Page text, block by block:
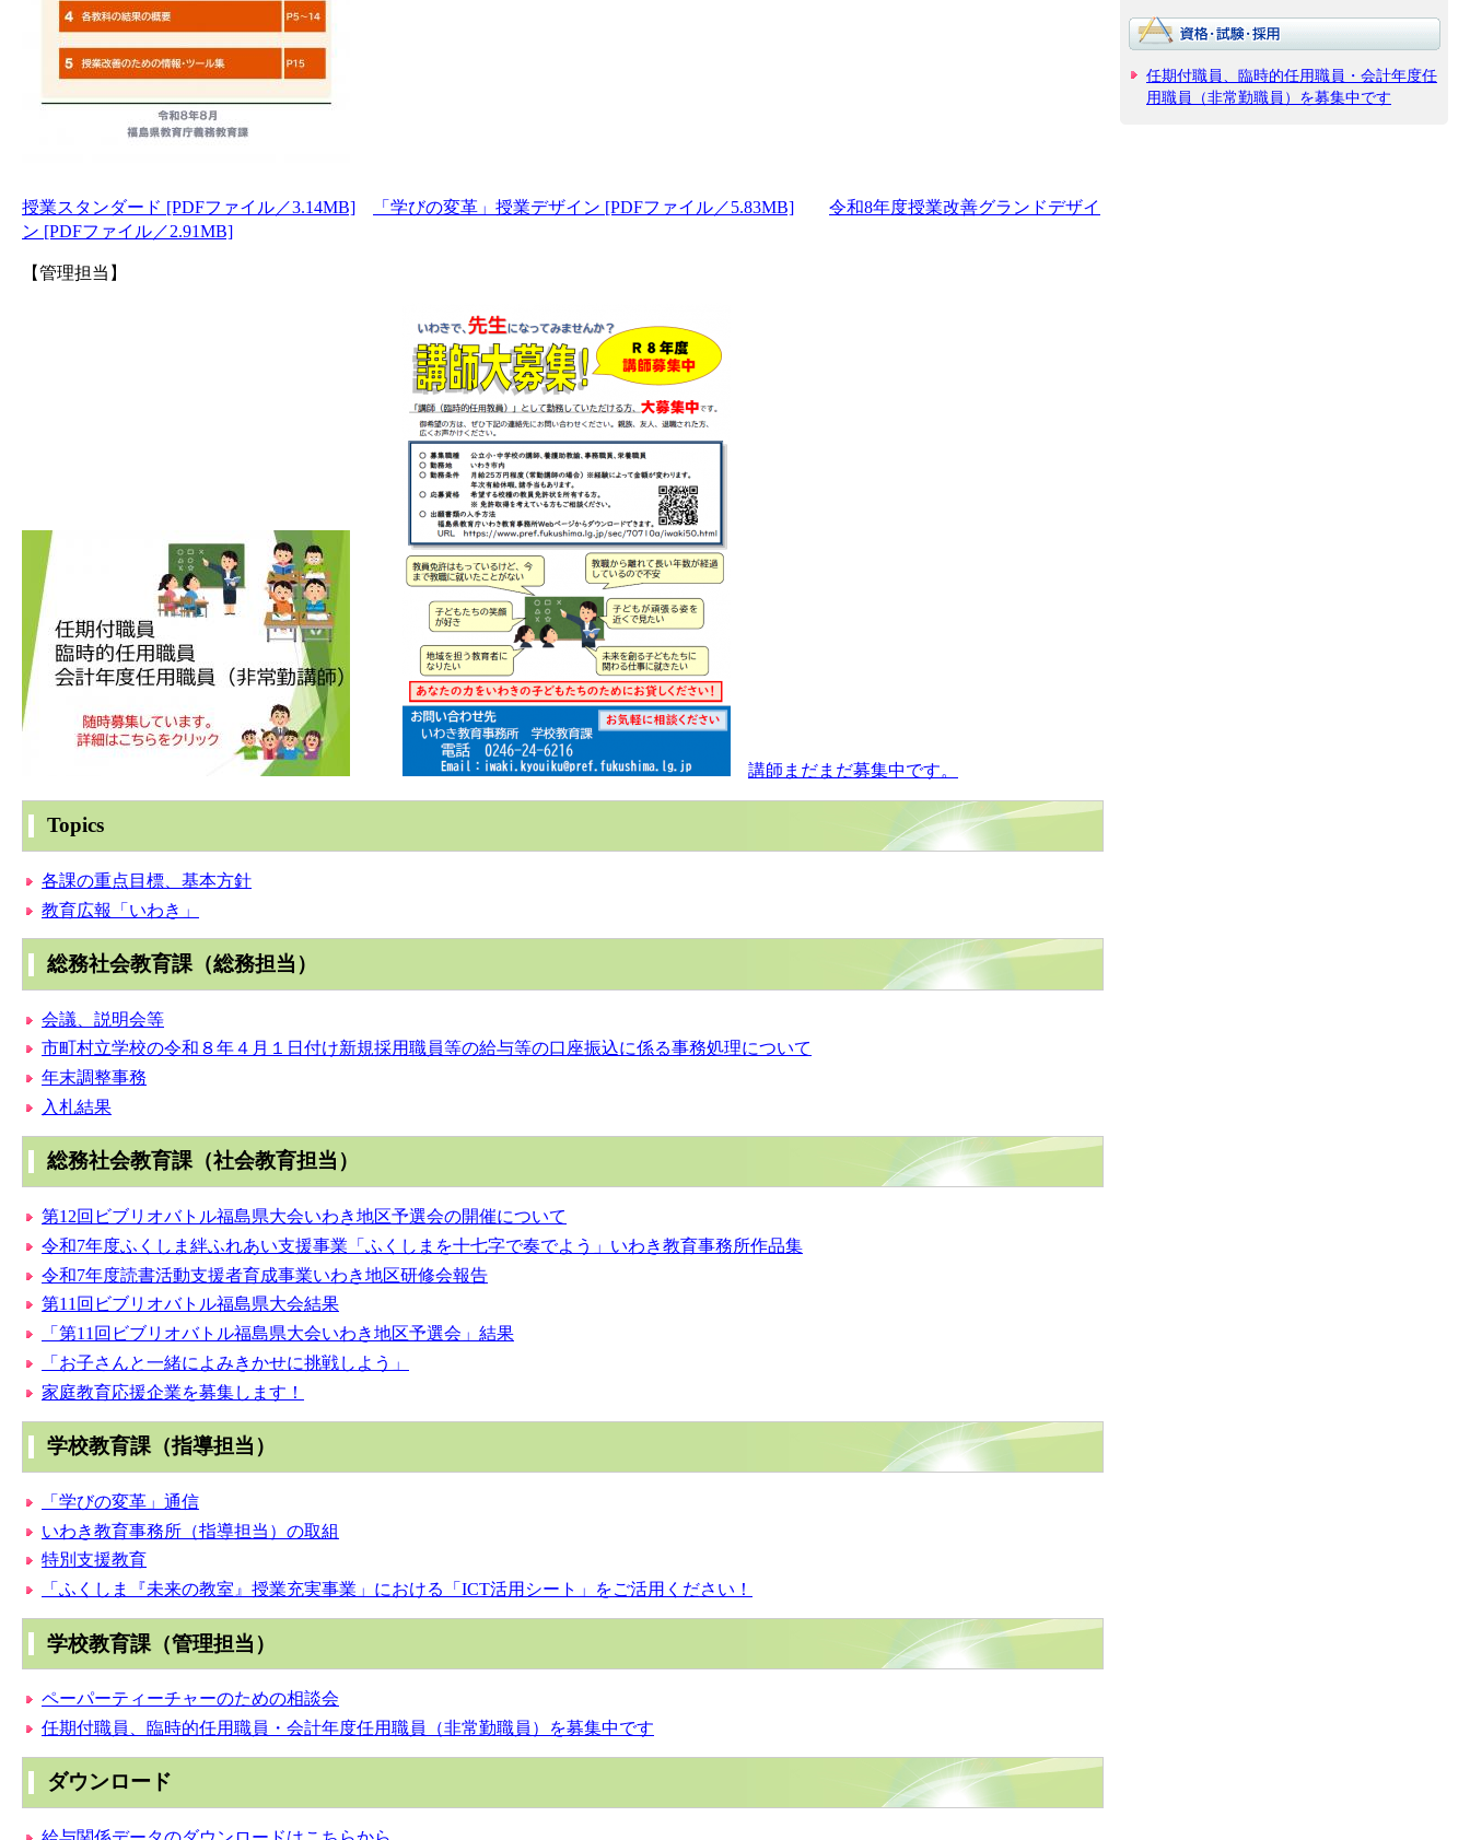
授業スタンダード [PDFファイル／3.14MB] 「学びの変革」授業デザイン [PDFファイル／5.83MB]
令和8年度授業改善グランドデザイ
ン [PDFファイル／2.91MB]
【管理担当】
講師まだまだ募集中です。
Topics
各課の重点目標、基本方針
教育広報「いわき」
総務社会教育課（総務担当）
会議、説明会等
市町村立学校の令和８年４月１日付け新規採用職員等の給与等の口座振込に係る事務処理について
年末調整事務
入札結果
総務社会教育課（社会教育担当）
第12回ビブリオバトル福島県大会いわき地区予選会の開催について
令和7年度ふくしま絆ふれあい支援事業「ふくしまを十七字で奏でよう」いわき教育事務所作品集
令和7年度読書活動支援者育成事業いわき地区研修会報告
第11回ビブリオバトル福島県大会結果
「第11回ビブリオバトル福島県大会いわき地区予選会」結果
「お子さんと一緒によみきかせに挑戦しよう」
家庭教育応援企業を募集します！
学校教育課（指導担当）
「学びの変革」通信
いわき教育事務所（指導担当）の取組
特別支援教育
「ふくしま『未来の教室』授業充実事業」における「ICT活用シート」をご活用ください！
学校教育課（管理担当）
ペーパーティーチャーのための相談会
任期付職員、臨時的任用職員・会計年度任用職員（非常勤職員）を募集中です
ダウンロード
任期付職員、臨時的任用職員・会計年度任
用職員（非常勤職員）を募集中です